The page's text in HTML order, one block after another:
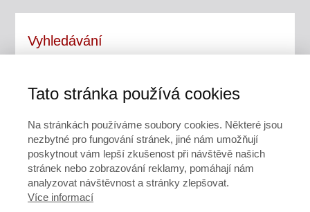
Vyhledávání
Rubriky
Články a rady pro seniory, zdravotně znevýhodněné a
jejich blízké
Tato stránka používá cookies
Na stránkách používáme soubory cookies. Některé jsou
nezbytné pro fungování stránek, jiné nám umožňují
poskytnout vám lepší zkušenost při návštěvě našich
stránek nebo zobrazování reklamy, pomáhají nám
analyzovat návštěvnost a stránky zlepšovat.
Více informací